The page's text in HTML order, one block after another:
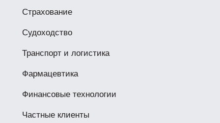
Страхование
Судоходство
Транспорт и логистика
Фармацевтика
Финансовые технологии
Частные клиенты